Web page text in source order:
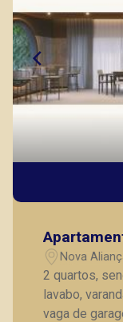
Nova
2 quartos,
lavabo,
vaga de garagem. Exemplo de